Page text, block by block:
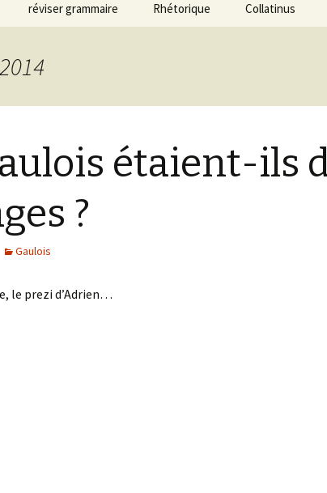
Homère
réviser grammaire Rhétorique Collatinus
étaient-ils
?
Gaulois
le prezi d’Adrien…